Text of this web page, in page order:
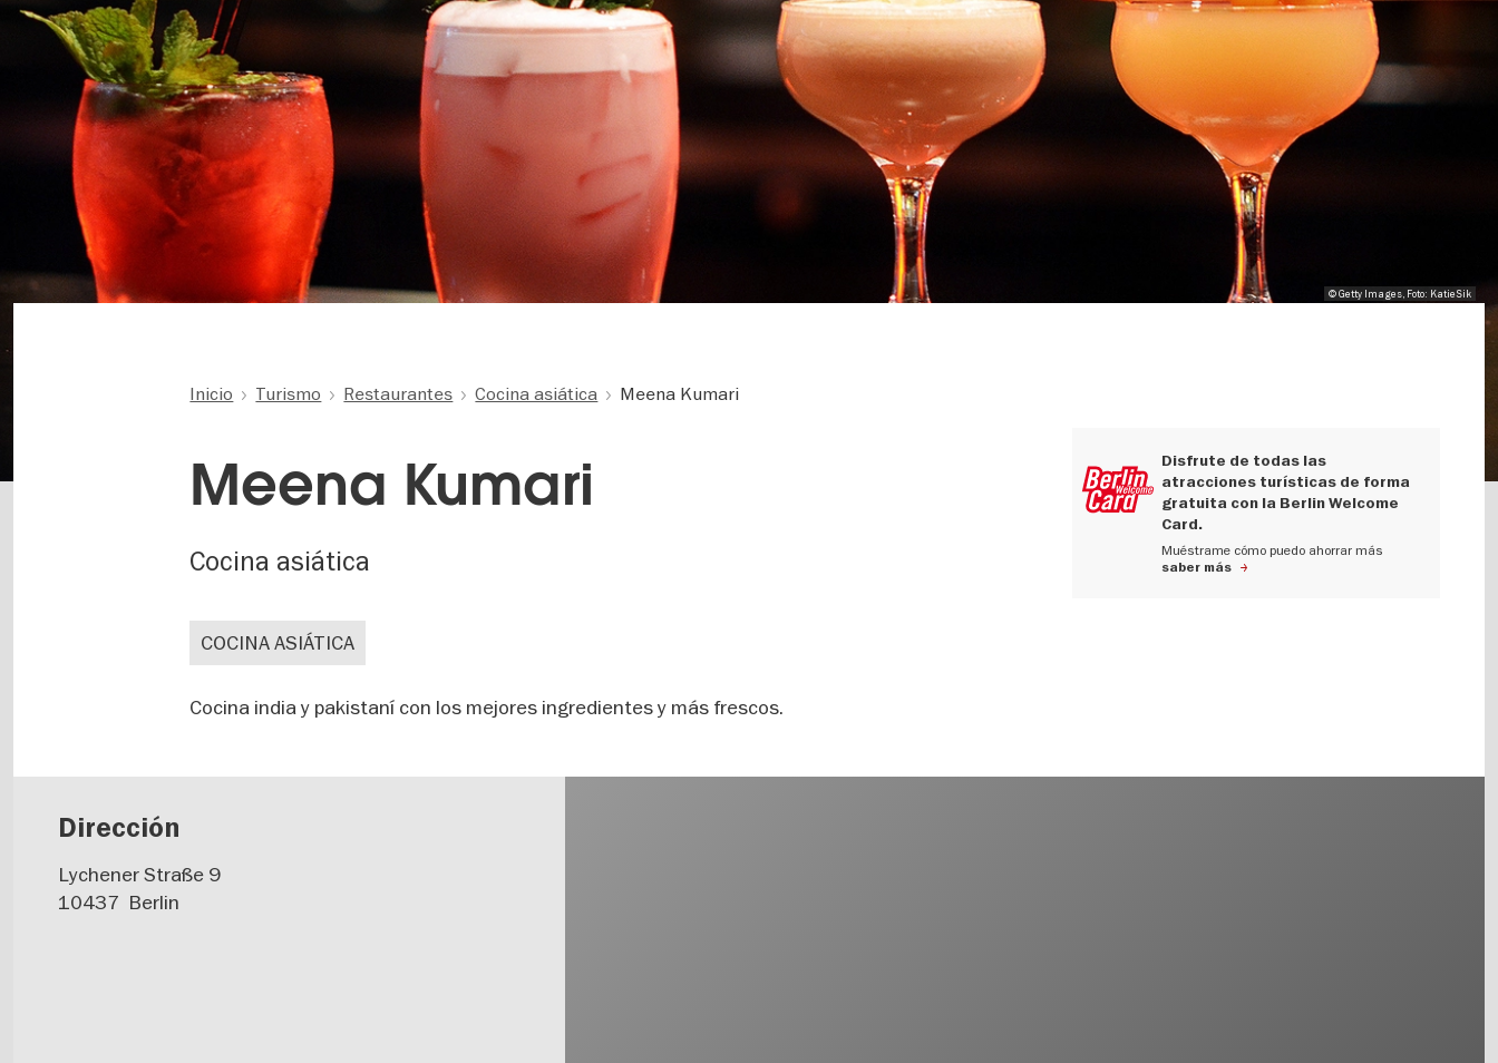
© Getty Images, Foto: KatieSik
Inicio Turismo Restaurantes Cocina asiática Meena Kumari
Meena Kumari
Cocina asiática
Disfrute de todas las
atracciones turísticas de forma
gratuita con la Berlin Welcome
Card.
Muéstrame cómo puedo ahorrar más
saber más
COCINA ASIÁTICA
Cocina india y pakistaní con los mejores ingredientes y más frescos.
Dirección
Lychener Straße 9
10437 Berlin